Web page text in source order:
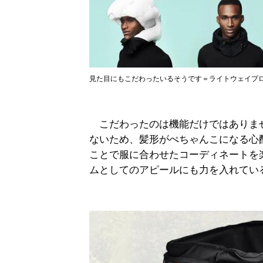
見た目にもこだわったいるそうです＝ライトウェイプ
こだわったのは機能だけではありま
ないため、髪形がぺちゃんこになる
ことで服に合わせたコーディネート
ムとしてのアピールにも力を入れてい